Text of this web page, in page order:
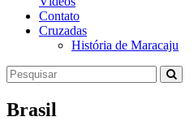
Contato
Cruzadas
História de Maracaju
Brasil